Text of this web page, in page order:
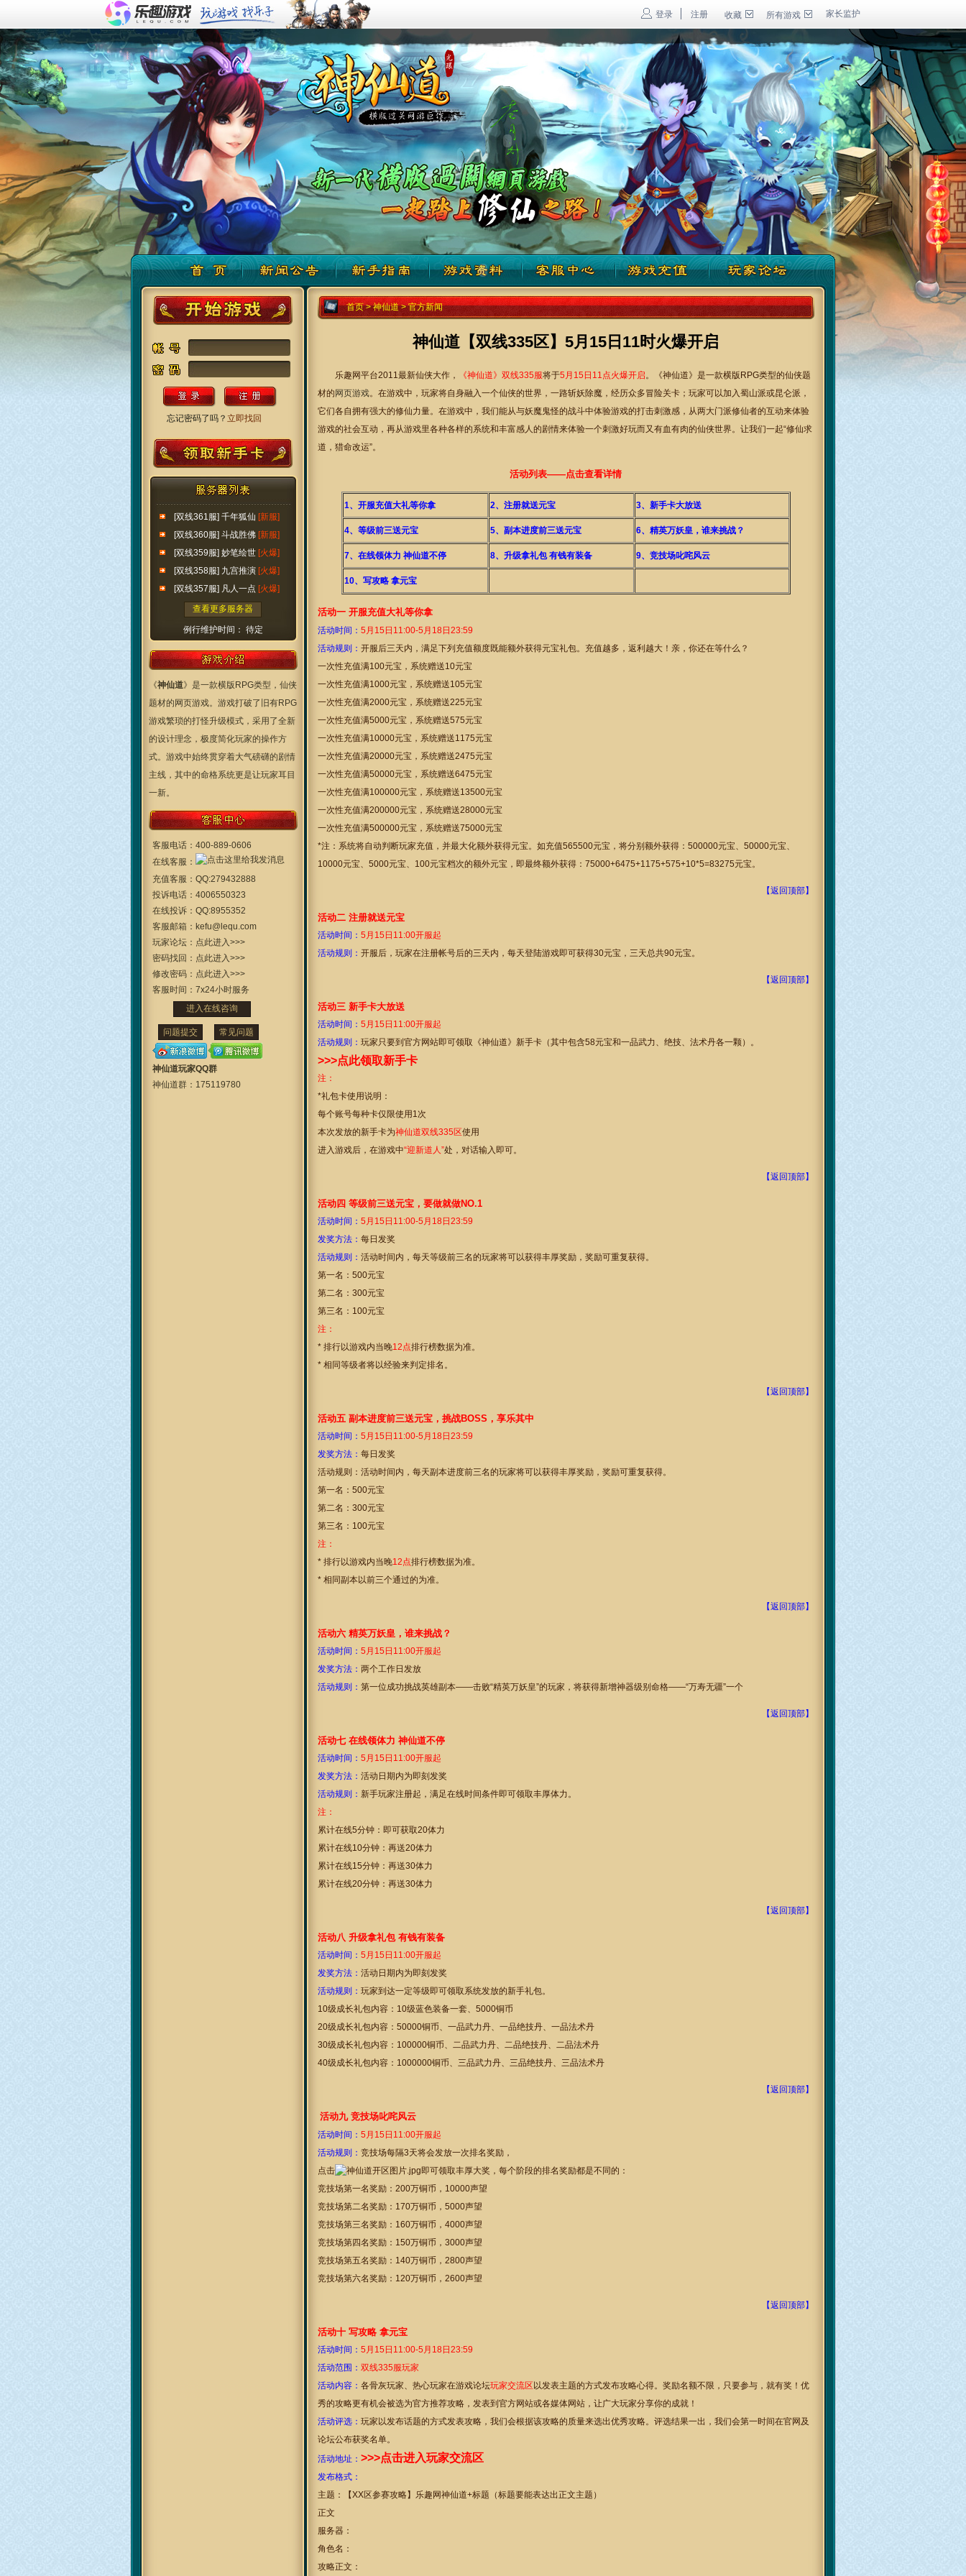
登录 注册 收藏 所有游戏 家长监护
忘记密码了吗？ 立即找回
[双线361服] 千年狐仙 [新服]
[双线360服] 斗战胜佛 [新服]
[双线359服] 妙笔绘世 [火爆]
[双线358服] 九宫推演 [火爆]
[双线357服] 凡人一点 [火爆]
查看更多服务器
例行维护时间： 待定
《神仙道》是一款横版RPG类型，仙侠
题材的网页游戏。游戏打破了旧有RPG
游戏繁琐的打怪升级模式，采用了全新
的设计理念，极度简化玩家的操作方
式。游戏中始终贯穿着大气磅礴的剧情
主线，其中的命格系统更是让玩家耳目
一新。
客服电话： 400-889-0606
在线客服：
充值客服： QQ:279432888
投诉电话： 4006550323
在线投诉： QQ:8955352
客服邮箱： kefu@lequ.com
玩家论坛： 点此进入>>>
密码找回： 点此进入>>>
修改密码： 点此进入>>>
客服时间： 7x24小时服务
进入在线咨询
问题提交 常见问题
神仙道玩家QQ群
神仙道群： 175119780
首页>神仙道>官方新闻
神仙道【双线335区】5月15日11时火爆开启
乐趣网平台2011最新仙侠大作， 《神仙道》双线335服将于5 月15日11点火爆开启。《神仙道》是一款横版RPG类型的仙侠题
材的 网页游戏。在游戏中，玩家将自身融入一个仙侠的世界，一路斩妖除魔，经历众多冒险关卡；玩家可以加入蜀山派或昆仑派，
它们各自拥有强大的修仙力量。在游戏中，我们能从与妖魔鬼怪的战斗中体验游戏的打击刺激感，从两大门派修仙者的互动来体验
游戏的社会互动，再从游戏里各种各样的系统和丰富感人的剧情来体验一个刺激好玩而又有血有肉的仙侠世界。让我们一起“修仙求
道，猎命改运”。
活动列表——点击查看详情
1、开服充值大礼等你拿 2、注册就送元宝 3、新手卡大放送
4、等级前三送元宝 5、副本进度前三送元宝 6、精英万妖皇，谁来挑战？
7、在线领体力 神仙道不停 8、升级拿礼包 有钱有装备 9、竞技场叱咤风云
10、写攻略 拿元宝
活动一 开服充值大礼等你拿
活动时间： 5 月15日11:00-5月18日23:59
活动规则： 开服后三天内，满足下列充值额度既能额外获得元宝礼包。充值越多，返利越大！亲，你还在等什么？
一次性充值满100元宝，系统赠送10元宝
一次性充值满1000元宝，系统赠送105元宝
一次性充值满2000元宝，系统赠送225元宝
一次性充值满5000元宝，系统赠送575元宝
一次性充值满10000元宝，系统赠送1175元宝
一次性充值满20000元宝，系统赠送2475元宝
一次性充值满50000元宝，系统赠送6475元宝
一次性充值满100000元宝，系统赠送13500元宝
一次性充值满200000元宝，系统赠送28000元宝
一次性充值满500000元宝，系统赠送75000元宝
*注：系统将自动判断玩家充值，并最大化额外获得元宝。如充值565500元宝，将分别额外获得：500000元宝、50000元宝、
10000元宝、5000元宝、100元宝档次的额外元宝，即最终额外获得：75000+6475+1175+575+10*5=83275元宝。
【返回顶部】
活动二 注册就送元宝
活动时间： 5 月 15日 11:00开服起
活动规则： 开服后，玩家在注册帐号后的三天内，每天登陆游戏即可获得30元宝，三天总共90元宝。
【返回顶部】
活动三 新手卡大放送
活动时间： 5 月 15 日 11:00开服起
活动规则： 玩家只要到官方网站即可领取《神仙道》新手卡（其中包含58元宝和一品武力、绝技、法术丹各一颗）。
>>>点此领取新手卡
注：
*礼包卡使用说明：
每个账号每种卡仅限使用1次
本次发放的新手卡为神仙道双线335区使用
进入游戏后，在游戏中“迎新道人”处，对话输入即可。
【返回顶部】
活动四 等级前三送元宝，要做就做NO.1
活动时间： 5 月 15 日11:00-5 月18日23:59
发奖方法： 每日发奖
活动规则： 活动时间内，每天等级前三名的玩家将可以获得丰厚奖励，奖励可重复获得。
第一名：500元宝
第二名：300元宝
第三名：100元宝
注：
* 排行以游戏内当晚12点排行榜数据为准。
* 相同等级者将以经验来判定排名。
【返回顶部】
活动五 副本进度前三送元宝，挑战BOSS，享乐其中
活动时间： 5 月 15 日11:00-5 月18日23:59
发奖方法： 每日发奖
活动规则：活动时间内，每天副本进度前三名的玩家将可以获得丰厚奖励，奖励可重复获得。
第一名：500元宝
第二名：300元宝
第三名：100元宝
注：
* 排行以游戏内当晚12点排行榜数据为准。
* 相同副本以前三个通过的为准。
【返回顶部】
活动六 精英万妖皇，谁来挑战？
活动时间： 5 月 15 日 11:00开服起
发奖方法： 两个工作日发放
活动规则： 第一位成功挑战英雄副本——击败“精英万妖皇”的玩家，将获得新增神器级别命格——“万寿无疆”一个
【返回顶部】
活动七 在线领体力 神仙道不停
活动时间： 5 月 15 日 11:00开服起
发奖方法： 活动日期内为即刻发奖
活动规则： 新手玩家注册起，满足在线时间条件即可领取丰厚体力。
注：
累计在线5分钟：即可获取20体力
累计在线10分钟：再送20体力
累计在线15分钟：再送30体力
累计在线20分钟：再送30体力
【返回顶部】
活动八 升级拿礼包 有钱有装备
活动时间： 5 月 15 日 11:00开服起
发奖方法： 活动日期内为即刻发奖
活动规则： 玩家到达一定等级即可领取系统发放的新手礼包。
10级成长礼包内容：10级蓝色装备一套、5000铜币
20级成长礼包内容：50000铜币、一品武力丹、一品绝技丹、一品法术丹
30级成长礼包内容：100000铜币、二品武力丹、二品绝技丹、二品法术丹
40级成长礼包内容：1000000铜币、三品武力丹、三品绝技丹、三品法术丹
【返回顶部】
活动九 竞技场叱咤风云
活动时间： 5 月 15 日 11:00开服起
活动规则： 竞技场每隔3天将会发放一次排名奖励，
点击
即可领取丰厚大奖，每个阶段的排名奖励都是不同的：
竞技场第一名奖励：200万铜币，10000声望
竞技场第二名奖励：170万铜币，5000声望
竞技场第三名奖励：160万铜币，4000声望
竞技场第四名奖励：150万铜币，3000声望
竞技场第五名奖励：140万铜币，2800声望
竞技场第六名奖励：120万铜币，2600声望
【返回顶部】
活动十 写攻略 拿元宝
活动时间： 5 月 15 日11:00-5月18日23:59
活动范围： 双线335服玩家
活动内容： 各骨灰玩家、热心玩家在游戏论坛玩家交流区 以发表主题的方式发布攻略心得。奖励名额不限，只要参与，就有奖！优
秀的攻略更有机会被选为官方推荐攻略，发表到官方网站或各媒体网站，让广大玩家分享你的成就！
活动评选： 玩家以发布话题的方式发表攻略，我们会根据该攻略的质量来选出优秀攻略。评选结果一出，我们会第一时间在官网及
论坛公布获奖名单。
活动地址： >>>点击进入玩家交流区
发布格式：
主题：【XX区参赛攻略】乐趣网神仙道+标题（标题要能表达出正文主题）
正文
服务器：
角色名：
攻略正文：